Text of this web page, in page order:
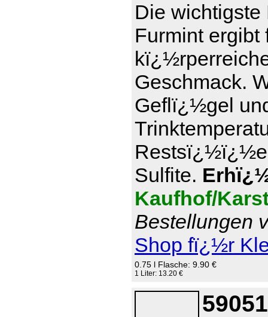
Die wichtigste
Furmint ergibt
Geschmack.
Geflï¿½gel
Sulfite.
Kaufhof/
Bestellungen
Shop fï¿½r
0.75 l Flasche: 9.90 €
1 Liter: 13.20 €